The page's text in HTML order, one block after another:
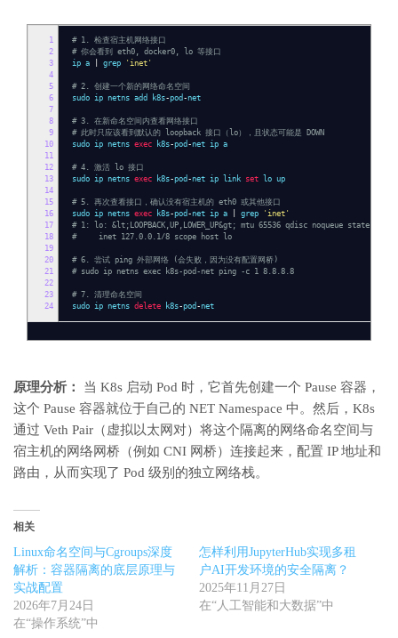
1
2
3
4
5
6
7
8
9
10
11
12
13
14
15
16
17
18
19
20
21
22
23
24
# 1. 检查宿主机网络接口
# 你会看到 eth0, docker0, lo 等接口
ip a
grep 'inet'
# 2. 创建一个新的网络命名空间
sudo ip netns add k8s-pod -net
# 3. 在新命名空间内查看网络接口
# 此时只应该看到默认的 loopback 接口（lo），且状态可能是 DOWN
sudo ip netns exec k8s-pod -net ip a
# 4. 激活 lo 接口
sudo ip netns exec k8s-pod -net ip link set lo up
# 5. 再次查看接口，确认没有宿主机的 eth0 或其他接口
sudo ip netns exec k8s-pod -net ip a grep
'inet'
# 1: lo: &lt;LOOPBACK,UP,LOWER_UP&gt; mtu 65536 qdisc noqueue state
# inet 127.0.0.1/8 scope host lo
# 6. 尝试 ping 外部网络 (会失败，因为没有配置网桥)
# sudo ip netns exec k8s-pod-net ping -c 1 8.8.8.8
# 7. 清理命名空间
sudo ip netns delete k8s-pod -net
原理分析：
当 K8s 启动 Pod 时，它首先创建一个 Pause 容器，
这个 Pause 容器就位于自己的 NET Namespace 中。然后，K8s
通过 Veth Pair（虚拟以太网对）将这个隔离的网络命名空间与
宿主机的网络网桥（例如 CNI 网桥）连接起来，配置 IP 地址和
路由，从而实现了 Pod 级别的独立网络栈。
相关
Linux命名空间与Cgroups深度
解析：容器隔离的底层原理与
实战配置
2026年7月24日
在“操作系统”中
怎样利用JupyterHub实现多租
户AI开发环境的安全隔离？
2025年11月27日
在“人工智能和大数据”中